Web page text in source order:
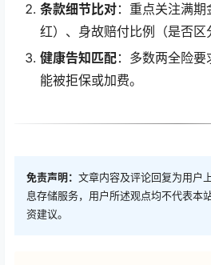
条款细节比对：重点关注满
红）、身故赔付比例（是否区
健康告知匹配：多数两全险
能被拒保或加费。
免责声明： 文章内容及评论回复为用户
息存储服务，用户所述观点均不代表本
资建议。